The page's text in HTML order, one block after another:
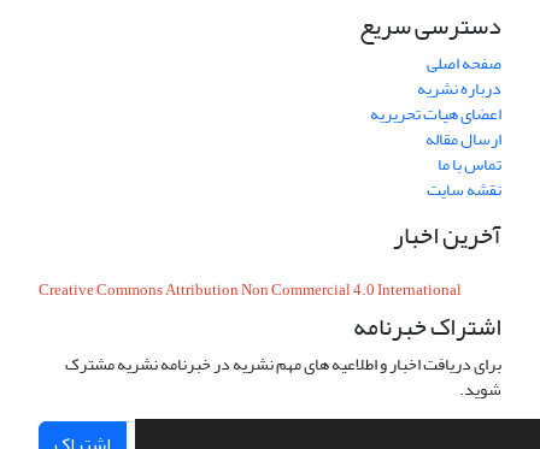
دسترسی سریع
صفحه اصلی
درباره نشریه
اعضای هیات تحریریه
ارسال مقاله
تماس با ما
نقشه سایت
آخرین اخبار
Creative Commons Attribution Non Commercial 4.0 International
اشتراک خبرنامه
برای دریافت اخبار و اطلاعیه های مهم نشریه در خبرنامه نشریه مشترک
شوید.